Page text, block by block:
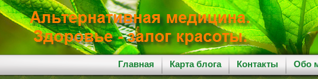
Главная Карта блога Контакты Обо